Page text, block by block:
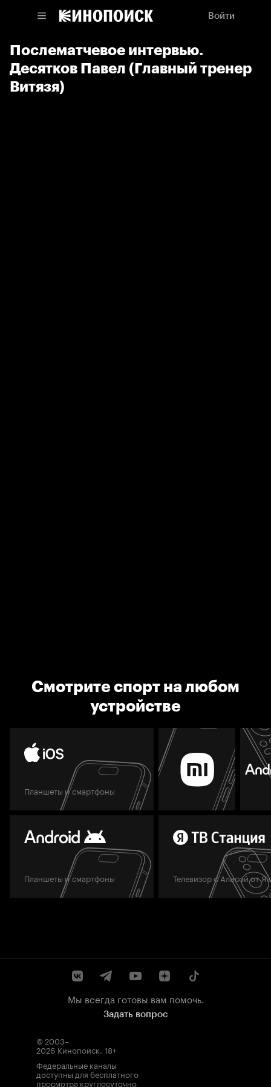
Войти
Послематчевое интервью.
Десятков Павел (Главный тренер
Витязя)
Смотрите спорт на любом
устройстве
Планшеты и смартфоны
Планшеты и смартфоны Телевизор с Алисой от
Мы всегда готовы вам помочь.
Задать вопрос
© 2003–
2026 Кинопоиск. 18+
Федеральные каналы
доступны для бесплатного
просмотра круглосуточно